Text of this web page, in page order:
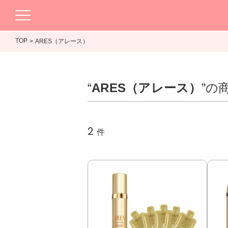
TOP ARES（アレース）
“ARES（アレース） ”の
2 件